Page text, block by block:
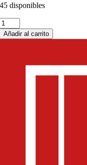
45 disponibles
Añadir al carrito